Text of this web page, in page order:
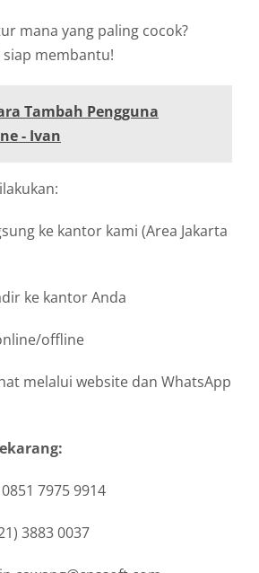
mana yang paling cocok?
membantu!
Tambah Pengguna
- Ivan
ke kantor kami (Area Jakarta
ke kantor Anda
offline
melalui website dan WhatsApp
0851 7975 9914
3883 0037